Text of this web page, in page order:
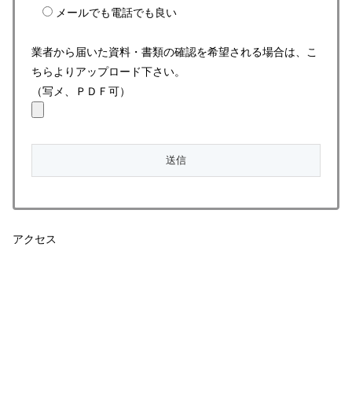
メールでも電話でも良い
業者から届いた資料・書類の確認を希望される場合は、こ
ちらよりアップロード下さい。
（写メ、ＰＤＦ可）
アクセス